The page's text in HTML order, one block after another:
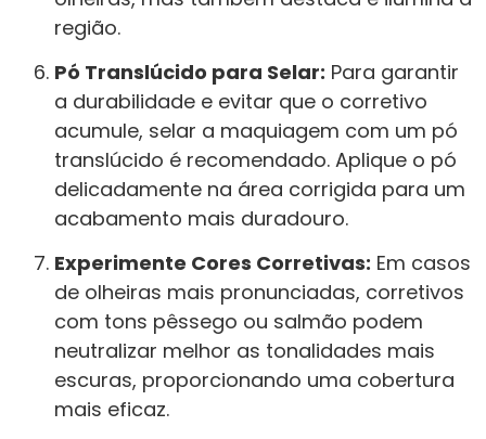
região.
Pó Translúcido para Selar: Para garantir
a durabilidade e evitar que o corretivo
acumule, selar a maquiagem com um pó
translúcido é recomendado. Aplique o pó
delicadamente na área corrigida para um
acabamento mais duradouro.
Experimente Cores Corretivas: Em casos
de olheiras mais pronunciadas, corretivos
com tons pêssego ou salmão podem
neutralizar melhor as tonalidades mais
escuras, proporcionando uma cobertura
mais eficaz.